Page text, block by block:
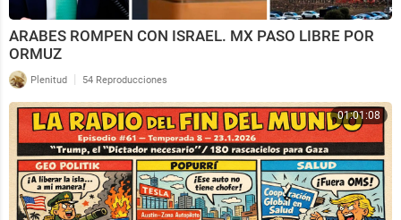
ARABES ROMPEN CON ISRAEL. MX PASO LIBRE POR
ORMUZ
Plenitud | 54 Reproducciones
01:01:08